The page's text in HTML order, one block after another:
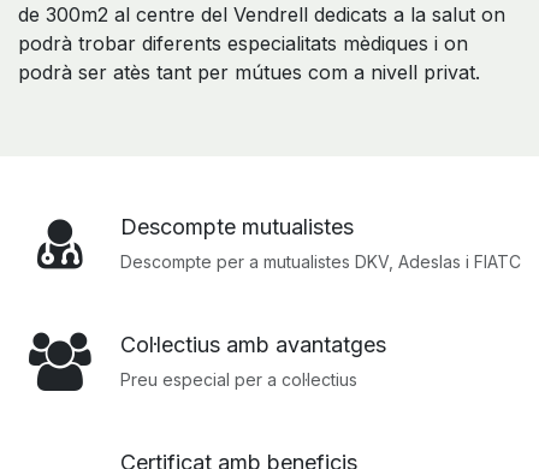
de 300m2 al centre del Vendrell dedicats a la salut on
podrà trobar diferents especialitats mèdiques i on
podrà ser atès tant per mútues com a nivell privat.
Descompte mutualistes
Descompte per a mutualistes DKV, Adeslas i FIATC
Col·lectius amb avantatges
Preu especial per a col·lectius
Certificat amb beneficis